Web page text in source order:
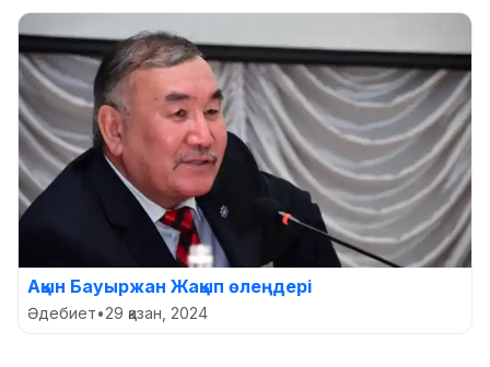
Ақын Бауыржан Жақып өлеңдері
Әдебиет•29 қазан, 2024